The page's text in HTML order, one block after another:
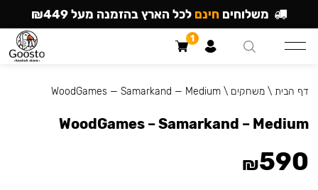
דף הבית \משחקים \
WoodGames — Samarkand — Medium
WoodGames – Samarkand – Medium
₪590
משלוחים חינם לכל הארץ בהזמנה מעל ₪449
1